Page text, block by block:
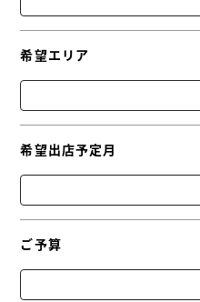
希望エリア
希望出店予定月
ご予算